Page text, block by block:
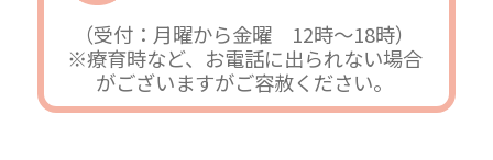
（受付：月曜から金曜 12時～18時）
※療育時など、お電話に出られない場合
がございますがご容赦ください。